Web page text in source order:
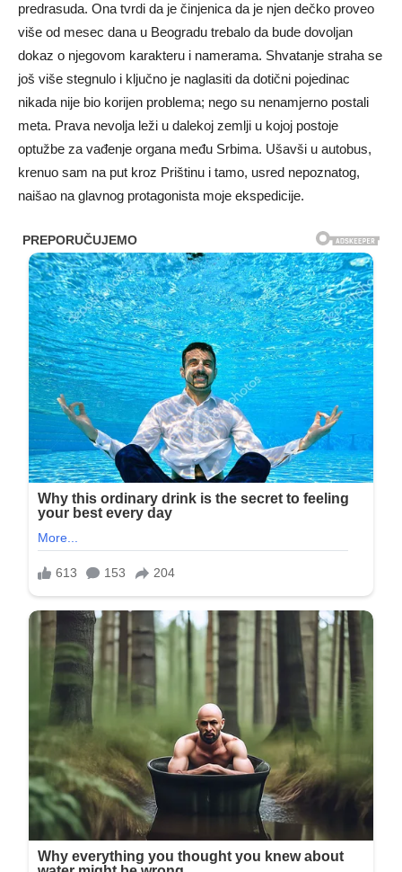
predrasuda. Ona tvrdi da je činjenica da je njen dečko proveo
više od mesec dana u Beogradu trebalo da bude dovoljan
dokaz o njegovom karakteru i namerama. Shvatanje straha se
još više stegnulo i ključno je naglasiti da dotični pojedinac
nikada nije bio korijen problema; nego su nenamjerno postali
meta. Prava nevolja leži u dalekoj zemlji u kojoj postoje
optužbe za vađenje organa među Srbima. Ušavši u autobus,
krenuo sam na put kroz Prištinu i tamo, usred nepoznatog,
naišao na glavnog protagonista moje ekspedicije.